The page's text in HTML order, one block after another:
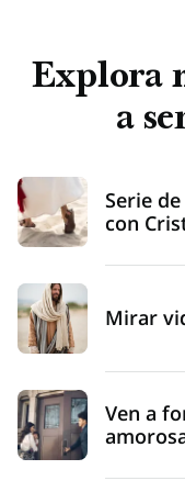
Explora
a
Serie
con
Mirar
Ven a